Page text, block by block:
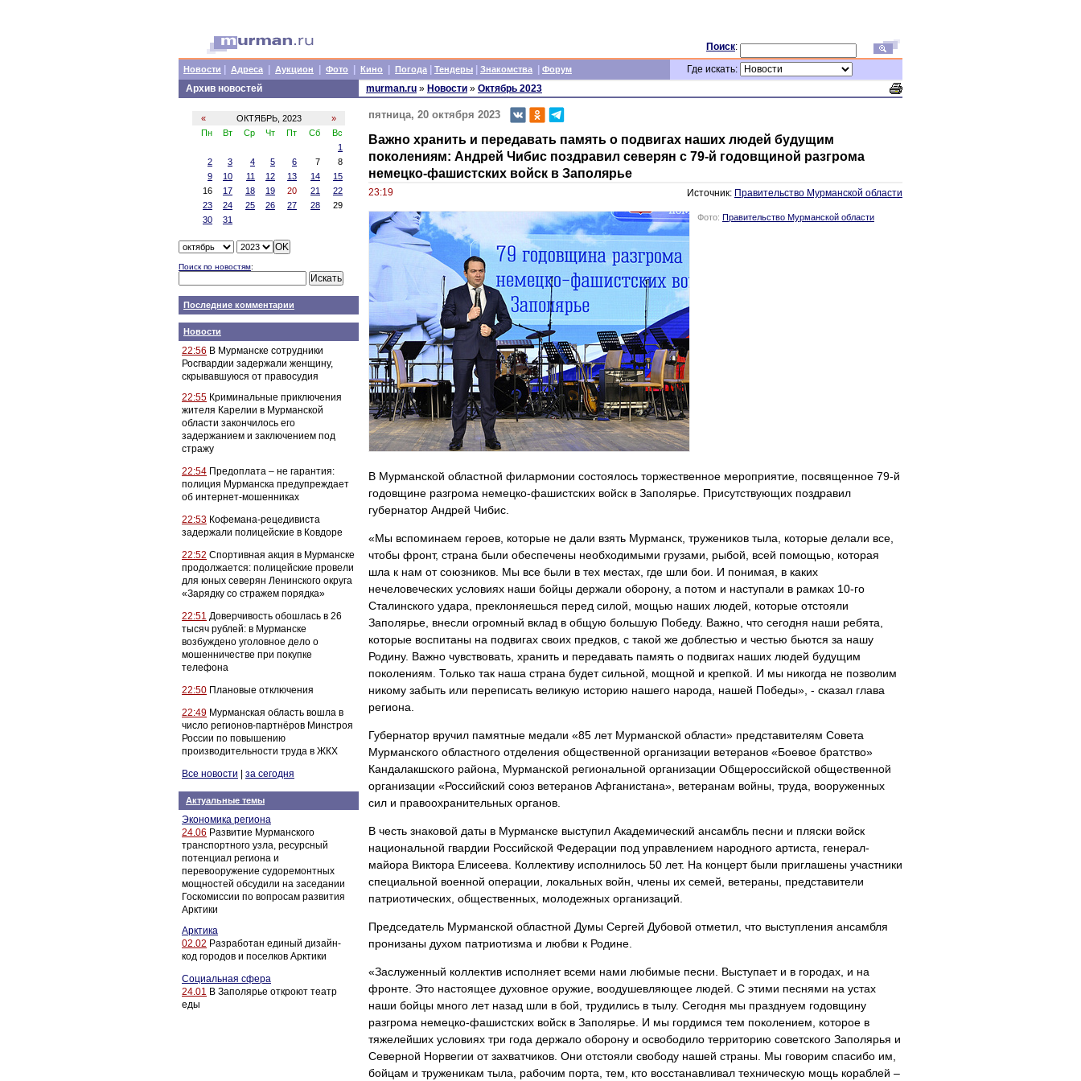
Поиск:
Новости Адреса Аукцион Фото Кино Погода Тендеры Знакомства Форум
Где искать:
Архив новостей
« ОКТЯБРЬ, 2023
»
Пн
Вт Ср Чт Пт Сб
Вс
1
2
3 4 5 6 7
8
9
10 11 12 13 14
15
16
17 18 19 20 21
22
23
24 25 26 27 28
29
30
31
Поиск по новостям:
Последние комментарии
Новости
22:56 В Мурманске сотрудники
Росгвардии задержали женщину,
скрывавшуюся от правосудия
22:55 Криминальные приключения
жителя Карелии в Мурманской
области закончилось его
задержанием и заключением под
стражу
22:54 Предоплата – не гарантия:
полиция Мурманска предупреждает
об интернет-мошенниках
22:53 Кофемана-рецедивиста
задержали полицейские в Ковдоре
22:52 Спортивная акция в Мурманске
продолжается: полицейские провели
для юных северян Ленинского округа
«Зарядку со стражем порядка»
22:51 Доверчивость обошлась в 26
тысяч рублей: в Мурманске
возбуждено уголовное дело о
мошенничестве при покупке
телефона
22:50 Плановые отключения
22:49 Мурманская область вошла в
число регионов-партнёров Минстроя
России по повышению
производительности труда в ЖКХ
Все новости
за сегодня
Актуальные темы
Экономика региона
24.06 Развитие Мурманского
транспортного узла, ресурсный
потенциал региона и
перевооружение судоремонтных
мощностей обсудили на заседании
Госкомиссии по вопросам развития
Арктики
Арктика
02.02 Разработан единый дизайн-
код городов и поселков Арктики
Социальная сфера
24.01 В Заполярье откроют театр
еды
murman.ru » Новости » Октябрь 2023
пятница, 20 октября 2023
Важно хранить и передавать память о подвигах наших людей будущим
поколениям: Андрей Чибис поздравил северян с 79-й годовщиной разгрома
немецко-фашистских войск в Заполярье
23:19 Источник: Правительство Мурманской области
Фото: Правительство Мурманской области
В Мурманской областной филармонии состоялось торжественное мероприятие, посвященное 79-й
годовщине разгрома немецко-фашистских войск в Заполярье. Присутствующих поздравил
губернатор Андрей Чибис.
«Мы вспоминаем героев, которые не дали взять Мурманск, тружеников тыла, которые делали все,
чтобы фронт, страна были обеспечены необходимыми грузами, рыбой, всей помощью, которая
шла к нам от союзников. Мы все были в тех местах, где шли бои. И понимая, в каких
нечеловеческих условиях наши бойцы держали оборону, а потом и наступали в рамках 10-го
Сталинского удара, преклоняешься перед силой, мощью наших людей, которые отстояли
Заполярье, внесли огромный вклад в общую большую Победу. Важно, что сегодня наши ребята,
которые воспитаны на подвигах своих предков, с такой же доблестью и честью бьются за нашу
Родину. Важно чувствовать, хранить и передавать память о подвигах наших людей будущим
поколениям. Только так наша страна будет сильной, мощной и крепкой. И мы никогда не позволим
никому забыть или переписать великую историю нашего народа, нашей Победы», - сказал глава
региона.
Губернатор вручил памятные медали «85 лет Мурманской области» представителям Совета
Мурманского областного отделения общественной организации ветеранов «Боевое братство»
Кандалакшского района, Мурманской региональной организации Общероссийской общественной
организации «Российский союз ветеранов Афганистана», ветеранам войны, труда, вооруженных
сил и правоохранительных органов.
В честь знаковой даты в Мурманске выступил Академический ансамбль песни и пляски войск
национальной гвардии Российской Федерации под управлением народного артиста, генерал-
майора Виктора Елисеева. Коллективу исполнилось 50 лет. На концерт были приглашены участники
специальной военной операции, локальных войн, члены их семей, ветераны, представители
патриотических, общественных, молодежных организаций.
Председатель Мурманской областной Думы Сергей Дубовой отметил, что выступления ансамбля
пронизаны духом патриотизма и любви к Родине.
«Заслуженный коллектив исполняет всеми нами любимые песни. Выступает и в городах, и на
фронте. Это настоящее духовное оружие, воодушевляющее людей. С этими песнями на устах
наши бойцы много лет назад шли в бой, трудились в тылу. Сегодня мы празднуем годовщину
разгрома немецко-фашистских войск в Заполярье. И мы гордимся тем поколением, которое в
тяжелейших условиях три года держало оборону и освободило территорию советского Заполярья и
Северной Норвегии от захватчиков. Они отстояли свободу нашей страны. Мы говорим спасибо им,
бойцам и труженикам тыла, рабочим порта, тем, кто восстанавливал техническую мощь кораблей –